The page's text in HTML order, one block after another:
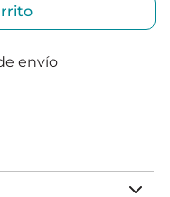
envío